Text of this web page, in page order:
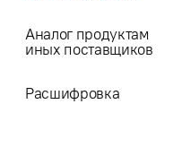
Аналог продуктам
иных поставщиков
Расшифровка